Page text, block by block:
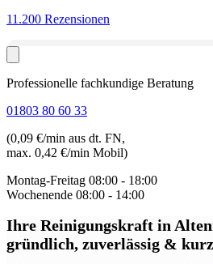
11.200 Rezensionen
Professionelle fachkundige Beratung
01803 80 60 33
(0,09 €/min aus dt. FN,
max. 0,42 €/min Mobil)
Montag-Freitag 08:00 - 18:00
Wochenende 08:00 - 14:00
Ihre Reinigungskraft in
gründlich, zuverlässig &